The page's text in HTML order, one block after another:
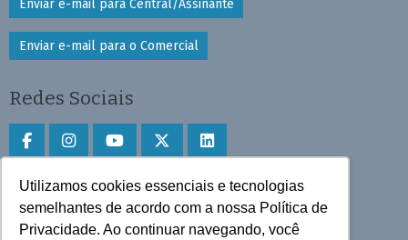
Utilizamos cookies essenciais e tecnologias
semelhantes de acordo com a nossa Política de
Privacidade. Ao continuar navegando, você
Enviar e-mail para Central/Assinante
Enviar e-mail para o Comercial
Redes Sociais
Faça download do aplicativo
Play Store e App Store